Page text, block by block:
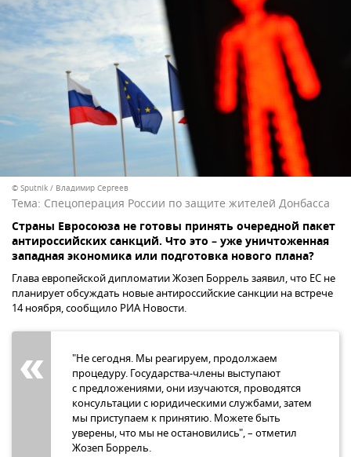
© Sputnik / Владимир Сергеев
Тема: Спецоперация России по защите жителей Донбасса
Страны Евросоюза не готовы принять очередной пакет
антироссийских санкций. Что это – уже уничтоженная
западная экономика или подготовка нового плана?
Глава европейской дипломатии Жозеп Боррель заявил, что ЕС не
планирует обсуждать новые антироссийские санкции на встрече
14 ноября, сообщило РИА Новости.
"Не сегодня. Мы реагируем, продолжаем
процедуру. Государства-члены выступают
с предложениями, они изучаются, проводятся
консультации с юридическими службами, затем
мы приступаем к принятию. Можете быть
уверены, что мы не остановились", – отметил
Жозеп Боррель.